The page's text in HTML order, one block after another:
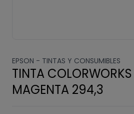
EPSON - TINTAS Y CONSUMIBLES
TINTA
MAGENTA 294,3